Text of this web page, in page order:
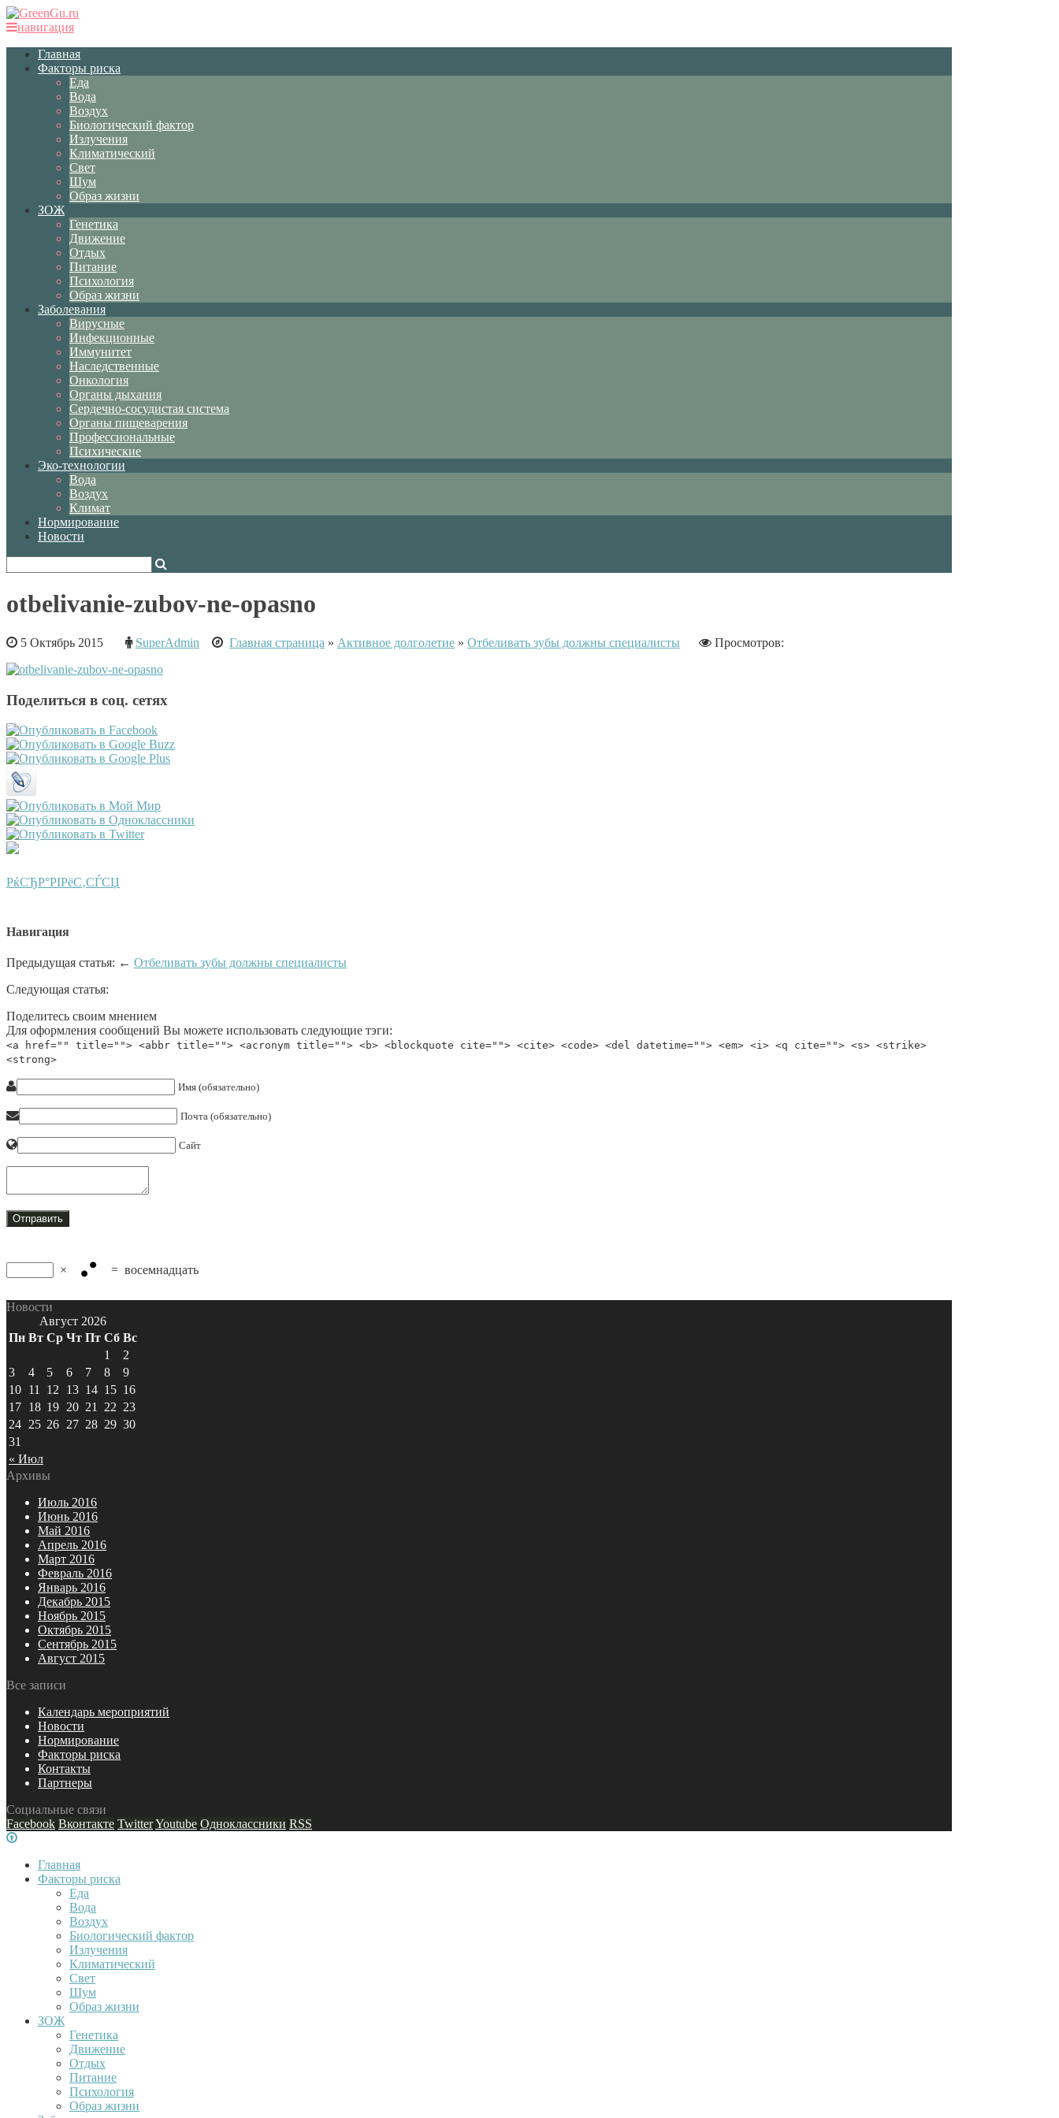
навигация
Главная
Факторы риска
Еда
Вода
Воздух
Биологический фактор
Излучения
Климатический
Свет
Шум
Образ жизни
ЗОЖ
Генетика
Движение
Отдых
Питание
Психология
Образ жизни
Заболевания
Вирусные
Инфекционные
Иммунитет
Наследственные
Онкология
Органы дыхания
Сердечно-сосудистая система
Органы пищеварения
Профессиональные
Психические
Эко-технологии
Вода
Воздух
Климат
Нормирование
Новости
otbelivanie-zubov-ne-opasno
5 Октябрь 2015 SuperAdmin Главная страница » Активное долголетие » Отбеливать зубы должны специалисты Просмотров:
Поделиться в соц. сетях
РќСЂР°РІРёС‚СЃСЏ
Навигация
Предыдущая статья: ← Отбеливать зубы должны специалисты
Следующая статья:
Поделитесь своим мнением
Для оформления сообщений Вы можете использовать следующие тэги:
<a href="" title=""> <abbr title=""> <acronym title=""> <b> <blockquote cite=""> <cite> <code> <del datetime=""> <em> <i> <q cite=""> <s> <strike>
<strong>
Имя (обязательно)
Почта (обязательно)
Сайт
× = восемнадцать
Новости
Август 2026
Пн Вт Ср Чт Пт Сб Вс
« Июл
1
2
3
4 5 6 7 8
9
10 11 12 13 14 15 16
17 18 19 20 21 22 23
24 25 26 27 28 29 30
31
Архивы
Июль 2016
Июнь 2016
Май 2016
Апрель 2016
Март 2016
Февраль 2016
Январь 2016
Декабрь 2015
Ноябрь 2015
Октябрь 2015
Сентябрь 2015
Август 2015
Все записи
Календарь мероприятий
Новости
Нормирование
Факторы риска
Контакты
Партнеры
Социальные связи
Facebook Вконтакте TwitterYoutube Одноклассники RSS
Главная
Факторы риска
Еда
Вода
Воздух
Биологический фактор
Излучения
Климатический
Свет
Шум
Образ жизни
ЗОЖ
Генетика
Движение
Отдых
Питание
Психология
Образ жизни